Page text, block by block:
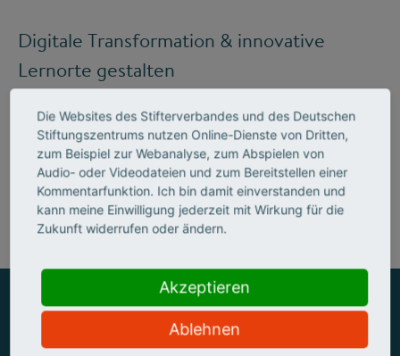
Digitale Transformation & innovative
Lernorte gestalten
Mehr zum Handlungsfeld "Bildung &
Kompetenzen"
ZUSAMMEN MEHR ERREICHEN
Die Websites des Stifterverbandes und des Deutschen
Stiftungszentrums nutzen Online-Dienste von Dritten,
zum Beispiel zur Webanalyse, zum Abspielen von
Audio- oder Videodateien und zum Bereitstellen einer
Kommentarfunktion. Ich bin damit einverstanden und
kann meine Einwilligung jederzeit mit Wirkung für die
Zukunft widerrufen oder ändern.
Akzeptieren
Ablehnen